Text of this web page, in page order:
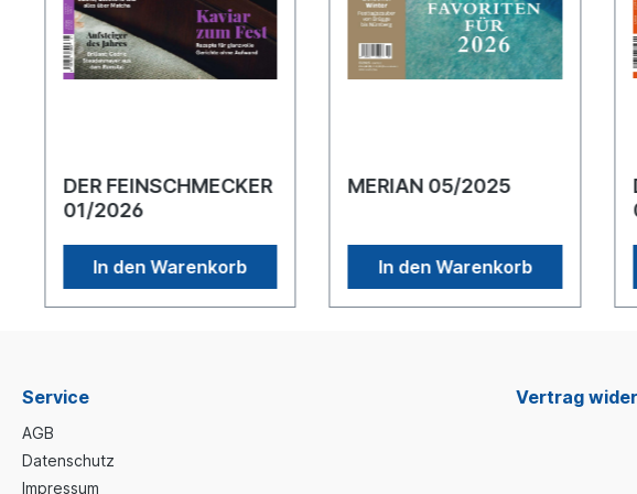
DER FEINSCHMECKER
01/2026
In den Warenkorb
MERIAN 05/2025
In den Warenkorb
Service
AGB
Datenschutz
Impressum
Vertrag